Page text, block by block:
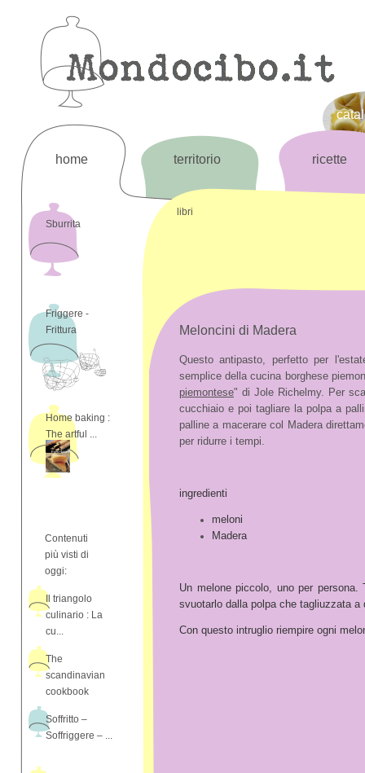
home territorio ricette
Sburrita
Friggere -
Frittura
Home baking :
The artful ...
Contenuti
più visti di
oggi:
Il triangolo
culinario : La
cu...
The
scandinavian
cookbook
Soffritto –
Soffriggere – ...
libri
Meloncini di Madera
Questo antipasto, perfetto per
semplice della cucina borghese
piemontese" di Jole Richelmy. Per
cucchiaio e poi tagliare la polpa a
palline a macerare col Madera
per ridurre i tempi.
ingredienti
meloni
Madera
Un melone piccolo, uno per
svuotarlo dalla polpa che tagliuzzata
Con questo intruglio riempire ogni